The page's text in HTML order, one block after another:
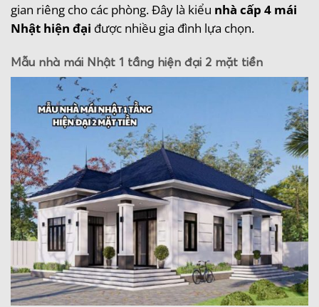
gian riêng cho các phòng. Đây là kiểu nhà cấp 4 mái
Nhật hiện đại được nhiều gia đình lựa chọn.
Mẫu nhà mái Nhật 1 tầng hiện đại 2 mặt tiền